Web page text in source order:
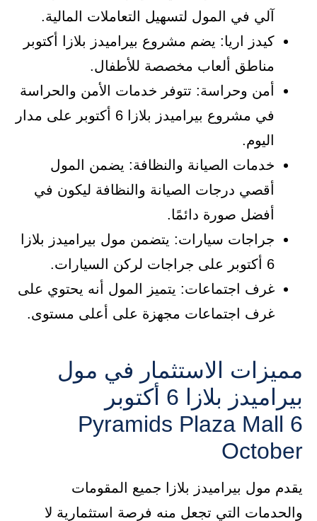
آلي في المول لتسهيل التعاملات المالية.
كيدز اريا: يضم مشروع بيراميدز بلازا أكتوبر
مناطق ألعاب مخصصة للأطفال.
أمن وحراسة: تتوفر خدمات الأمن والحراسة
في مشروع بيراميدز بلازا 6 أكتوبر على مدار
اليوم.
خدمات الصيانة والنظافة: يضمن المول
أقصي درجات الصيانة والنظافة ليكون في
أفضل صورة دائمًا.
جراجات سيارات: يتضمن مول بيراميدز بلازا
6 أكتوبر على جراجات لركن السيارات.
غرف اجتماعات: يتميز المول أنه يحتوي على
غرف اجتماعات مجهزة على أعلى مستوى.
مميزات الاستثمار في مول
بيراميدز بلازا 6 أكتوبر
Pyramids Plaza Mall 6
October
يقدم مول بيراميدز بلازا جميع المقومات
والحدمات التي تجعل منه فرصة استثمارية لا